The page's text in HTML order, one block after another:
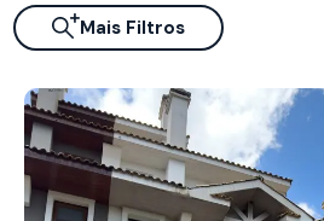
Mais Filtros